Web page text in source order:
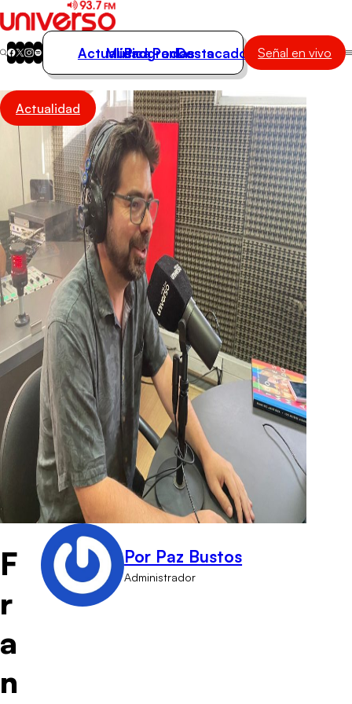
Actualidad
Música
Programas
Podcasts
Destacados
Actualidad
Música
Programas
Podcasts
Destacados Señal en vivo
Actualidad
F
r
a
n
Por Paz Bustos
Administrador